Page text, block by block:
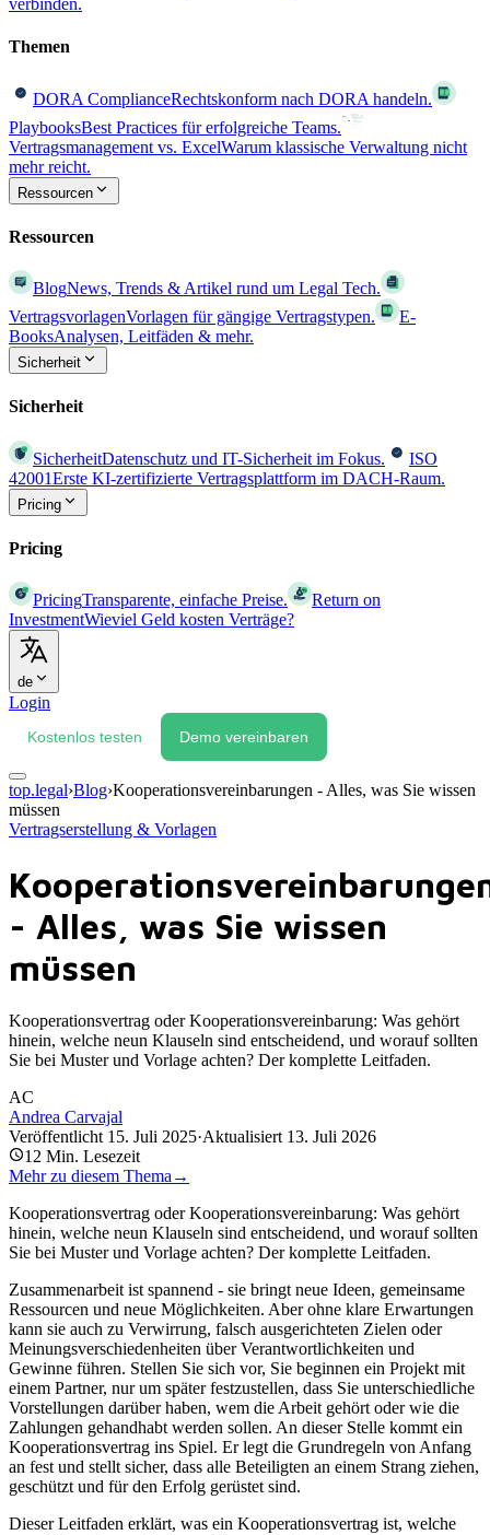
verbinden.
Themen
DORA ComplianceRechtskonform nach DORA handeln.
PlaybooksBest Practices für erfolgreiche Teams.
Vertragsmanagement vs. ExcelWarum klassische Verwaltung nicht
mehr reicht.
Ressourcen
Ressourcen
BlogNews, Trends & Artikel rund um Legal Tech.
VertragsvorlagenVorlagen für gängige Vertragstypen.
E-
BooksAnalysen, Leitfäden & mehr.
Sicherheit
Sicherheit
SicherheitDatenschutz und IT-Sicherheit im Fokus.
ISO
42001Erste KI-zertifizierte Vertragsplattform im DACH-Raum.
Pricing
Pricing
PricingTransparente, einfache Preise.
Return on
InvestmentWieviel Geld kosten Verträge?
de
Login
Kostenlos testen Demo vereinbaren
top.legal›Blog›Kooperationsvereinbarungen - Alles, was Sie wissen
müssen
Vertragserstellung & Vorlagen
- Alles, was Sie wissen
müssen
Kooperationsvertrag oder Kooperationsvereinbarung: Was gehört
hinein, welche neun Klauseln sind entscheidend, und worauf sollten
Sie bei Muster und Vorlage achten? Der komplette Leitfaden.
AC
Andrea Carvajal
Veröffentlicht 15. Juli 2025·Aktualisiert 13. Juli 2026
12 Min. Lesezeit
Mehr zu diesem Thema →
Kooperationsvertrag oder Kooperationsvereinbarung: Was gehört
hinein, welche neun Klauseln sind entscheidend, und worauf sollten
Sie bei Muster und Vorlage achten? Der komplette Leitfaden.
Zusammenarbeit ist spannend - sie bringt neue Ideen, gemeinsame
Ressourcen und neue Möglichkeiten. Aber ohne klare Erwartungen
kann sie auch zu Verwirrung, falsch ausgerichteten Zielen oder
Meinungsverschiedenheiten über Verantwortlichkeiten und
Gewinne führen. Stellen Sie sich vor, Sie beginnen ein Projekt mit
einem Partner, nur um später festzustellen, dass Sie unterschiedliche
Vorstellungen darüber haben, wem die Arbeit gehört oder wie die
Zahlungen gehandhabt werden sollen. An dieser Stelle kommt ein
Kooperationsvertrag ins Spiel. Er legt die Grundregeln von Anfang
an fest und stellt sicher, dass alle Beteiligten an einem Strang ziehen,
geschützt und für den Erfolg gerüstet sind.
Dieser Leitfaden erklärt, was ein Kooperationsvertrag ist, welche